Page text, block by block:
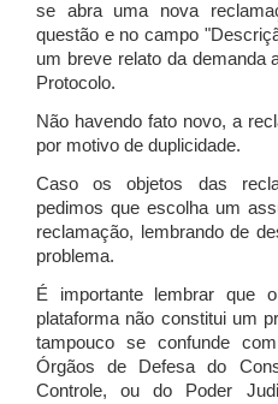
se abra uma nova
questão e no campo
um breve relato da demanda
Protocolo.
Não havendo fato novo, a
por motivo de duplicidade.
Caso os objetos das
pedimos que escolha um
reclamação, lembrando de
problema.
É importante lembrar que
plataforma não constitui um
tampouco se confunde
Órgãos de Defesa do
Controle, ou do Poder